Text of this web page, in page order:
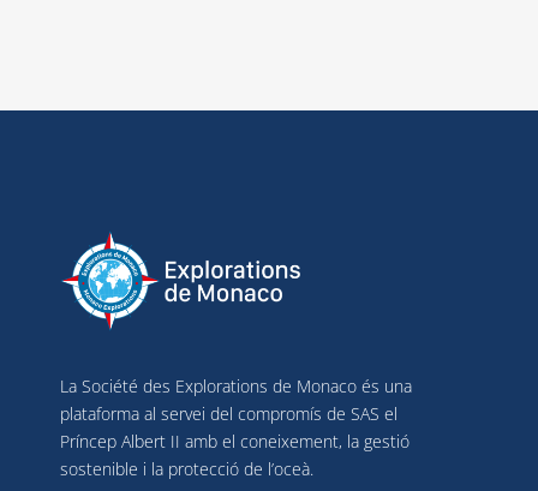
La Société des Explorations de Monaco és una
plataforma al servei del compromís de SAS el
Príncep Albert II amb el coneixement, la gestió
sostenible i la protecció de l’oceà.